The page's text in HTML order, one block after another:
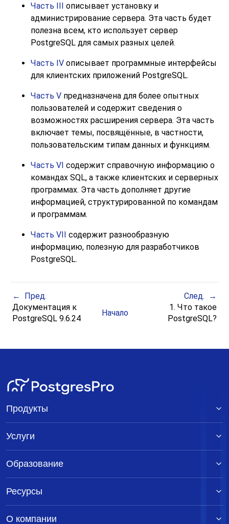
Часть III описывает установку и
администрирование сервера. Эта часть будет
полезна всем, кто использует сервер
PostgreSQL для самых разных целей.
Часть IV описывает программные интерфейсы
для клиентских приложений PostgreSQL.
Часть V предназначена для более опытных
пользователей и содержит сведения о
возможностях расширения сервера. Эта часть
включает темы, посвящённые, в частности,
пользовательским типам данных и функциям.
Часть VI содержит справочную информацию о
командах SQL, а также клиентских и серверных
программах. Эта часть дополняет другие
информацией, структурированной по командам
и программам.
Часть VII содержит разнообразную
информацию, полезную для разработчиков
PostgreSQL.
Пред.
След.
Документация к
PostgreSQL 9.6.24
Начало
1. Что такое
PostgreSQL?
Продукты
Услуги
Образование
Ресурсы
О компании